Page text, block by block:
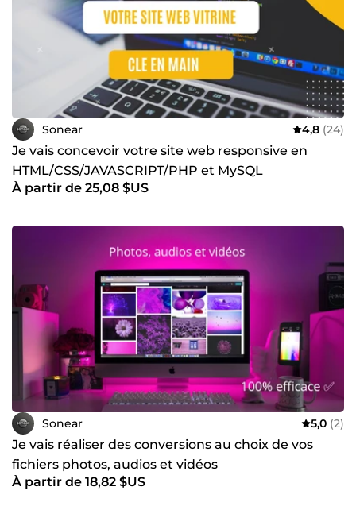
Sonear 4,8 (24)
Je vais concevoir votre site web responsive en
HTML/CSS/JAVASCRIPT/PHP et MySQL
À partir de 25,08 $US
Sonear 5,0 (2)
Je vais réaliser des conversions au choix de vos
fichiers photos, audios et vidéos
À partir de 18,82 $US